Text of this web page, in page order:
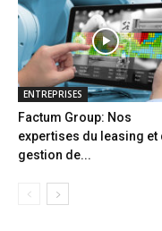
ENTREPRISES
Factum Group: Nos
expertises du leasing et
gestion de...